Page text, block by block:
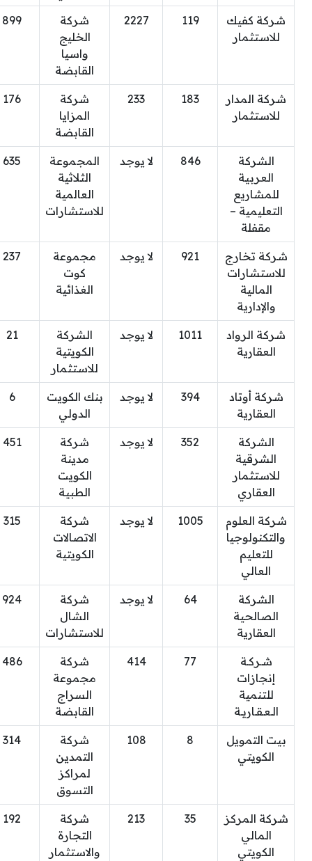
شركة كفيك
للاستثمار
119
2227
شركة
الخليج
واسيا
القابضة
899
شركة المدار
للاستثمار
183
233
شركة
المزايا
القابضة
176
الشركة
العربية
للمشاريع
التعليمية –
مقفلة
846 لا يوجد
المجموعة
الثلاثية
العالمية
للاستشارات
635
شركة تخارج
للاستشارات
المالية
والإدارية
921 لا يوجد
مجموعة
كوت
الغذائية
237
شركة الرواد
العقارية
1011 لا يوجد
الشركة
الكويتية
للاستثمار
21
شركة أوتاد
العقارية
394 لا يوجد
بنك الكويت
الدولي
6
الشركة
الشرقية
للاستثمار
العقاري
352 لا يوجد
شركة
مدينة
الكويت
الطبية
451
شركة العلوم
والتكنولوجيا
للتعليم
العالي
1005 لا يوجد
شركة
الاتصالات
الكويتية
315
الشركة
الصالحية
العقارية
64 لا يوجد
شركة
الشال
للاستشارات
924
شـركـة
إنجازات
للتنمية
الـعـقـاريـة
77
414
شركة
مجموعة
السراج
القابضة
486
بيت التمويل
الكويتي
8
108
شركة
التمدين
لمراكز
التسوق
314
شركة المركز
المالي
الكويتي
35
213
شركة
التجارة
والاستثمار
192